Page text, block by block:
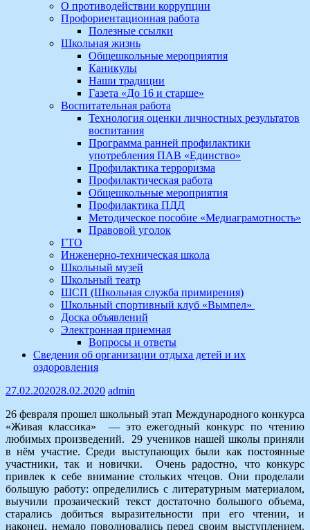
О противодействии коррупции
Профориентационная работа
Полезные ссылки
Школьная жизнь
Общешкольные мероприятия
Каникулы
Наши традиции
Газета «До 16 и старше»
Воспитательная работа
Технология оценки личностных результатов
воспитания
Программа ранней профилактики
употребления ПАВ «Единство»
Профилактика терроризма
Профилактическая работа
Общешкольные мероприятия
Профилактика ПДД
Методическое пособие «Медиаграмотность»
Правовой уголок
ГТО
Инженерно-техническая школа
Школьный музей
Школьный театр
ШСП (Школьная служба примирения)
Школьный спортивный клуб «Вымпел»
Доска объявлений
Электронная приемная
Вопросы и ответы
Сведения об организации отдыха детей и их
оздоровления
27.02.202028.02.2020 admin
26 февраля прошел школьный этап Международного конкурса
«Живая классика» — это ежегодный конкурс по чтению
любимых произведений. 29 учеников нашей школы приняли
в нём участие. Среди выступающих были как постоянные
участники, так и новички. Очень радостно, что конкурс
привлек к себе внимание стольких чтецов. Они проделали
большую работу: определились с литературным материалом,
выучили прозаический текст достаточно большого объема,
старались добиться выразительности при его чтении, и
наконец, немало поволновались перед своим выступлением.